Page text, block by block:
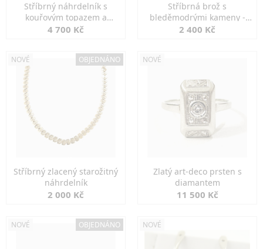
Stříbrný náhrdelník s
kouřovým topazem a
markazity
4 700 Kč
Stříbrná brož s
bleděmodrými kameny -
jemná elegance
2 400 Kč
NOVÉ OBJEDNÁNO
Stříbrný zlacený starožitný
náhrdelník
2 000 Kč
NOVÉ
Zlatý art-deco prsten s
diamantem
11 500 Kč
NOVÉ OBJEDNÁNO NOVÉ